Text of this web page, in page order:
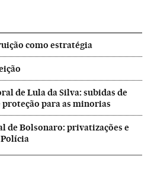
como estratégia
de Lula da Silva: subidas de
para as minorias
de Bolsonaro: privatizações e